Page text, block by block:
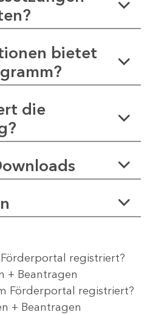
bietet
die
registriert?
+ Beantragen
Förderportal registriert?
+ Beantragen